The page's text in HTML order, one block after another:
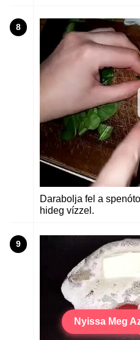
8
Darabolja fel a
hideg vízzel.
9
Nyissa Meg